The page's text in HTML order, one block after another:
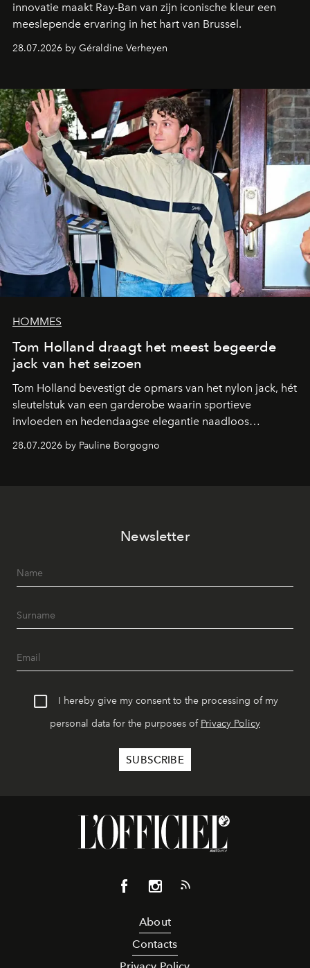
innovatie maakt Ray-Ban van zijn iconische kleur een
meeslepende ervaring in het hart van Brussel.
28.07.2026 by Géraldine Verheyen
HOMMES
Tom Holland draagt het meest begeerde
jack van het seizoen
Tom Holland bevestigt de opmars van het nylon jack, hét
sleutelstuk van een garderobe waarin sportieve
invloeden en hedendaagse elegantie naadloos
samenkomen.
28.07.2026 by Pauline Borgogno
Newsletter
I hereby give my consent to the processing of my
personal data for the purposes of Privacy Policy
About
Contacts